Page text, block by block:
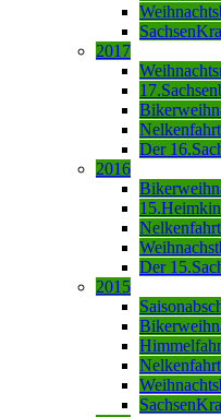
2017
Der
2016
Der
2015